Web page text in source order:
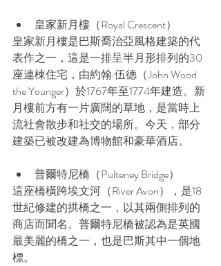
皇家新月樓（Royal Crescent）
皇家新月樓是巴斯喬治亞風格建築的代
表作之一，這是一排呈半月形排列的30
座連棟住宅，由約翰·伍德（John Wood
the Younger）於1767年至1774年建造。新
月樓前方有一片廣闊的草地，是當時上
流社會散步和社交的場所。今天，部分
建築已被改建為博物館和豪華酒店。
普爾特尼橋（Pulteney Bridge）
這座橋橫跨埃文河（River Avon），是18
世紀修建的拱橋之一，以其兩側排列的
商店而聞名。普爾特尼橋被認為是英國
最美麗的橋之一，也是巴斯其中一個地
標。